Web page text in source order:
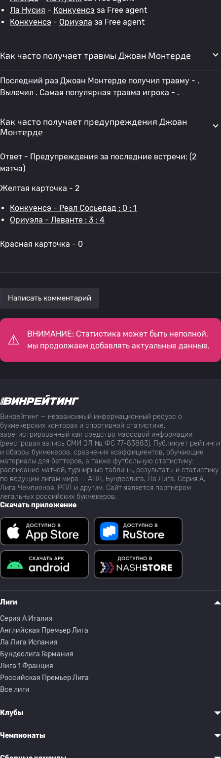
Ла Нусия - Конкуенсэ за Free agent
Конкуенсэ - Ориуэла за Free agent
Как часто получает травмы Джоан Монтерде
Последний раз Джоан Монтерде получил травму - .
Вылечил . Самая популярная травма игрока - .
Как часто получает предупреждения Джоан
Монтерде
Ответ - Предупреждения за последние встречи: (2
матча)
Желтая карточка - 2
Конкуенсэ - Реал Сосьедад : 0 : 1
Ориуэла - Леванте : 3 : 4
Красная карточка - 0
Написать комментарий
ВНИМАНИЕ: Статистика может быть неполной,
мы продолжаем добавлять актуальные данные.
Винрейтинг — независимый информационный ресурс о
букмекерских конторах и спортивной статистике,
зарегистрированный как средство массовой информации
(реестровая запись СМИ ЭЛ № ФС 77-83883). Публикует рейтинги
и обзоры букмекеров, сравнения коэффициентов, обучающие
материалы для беттеров, а также футбольную статистику:
расписание матчей, турнирные таблицы, результаты и статистику
по ведущим лигам мира — АПЛ, Бундеслига, Ла Лига, Серия А,
Лига Чемпионов, РПЛ и другим. Сайт является партнёром
легальных российских букмекеров.
Скачать приложение
Лиги
Серия A Италия
Английская Премьер Лига
Ла Лига Испания
Бундеслига Германия
Лига 1 Франция
Российская Премьер Лига
Все лиги
Клубы
Чемпионаты